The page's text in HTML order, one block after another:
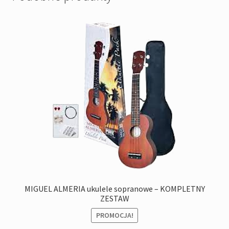
MIGUEL ALMERIA ukulele sopranowe – KOMPLETNY
ZESTAW
PROMOCJA!